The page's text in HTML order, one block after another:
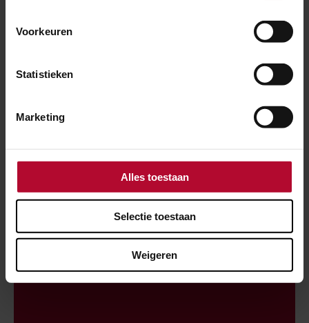
Voorkeuren
Statistieken
Marketing
Alles toestaan
Selectie toestaan
Weigeren
Ben je tevreden over de informatie op
Spoorwerkcheck
Woon of werk je binnen 300 meter van het
spoor? Maak dan gebruik van onze
spoorwerkcheck. Je ziet direct welke